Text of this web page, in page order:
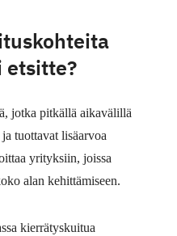
etsitte?
jotka pitkällä aikavälillä
tuottavat lisäarvoa
yrityksiin, joissa
alan kehittämiseen.
kierrätyskuitua